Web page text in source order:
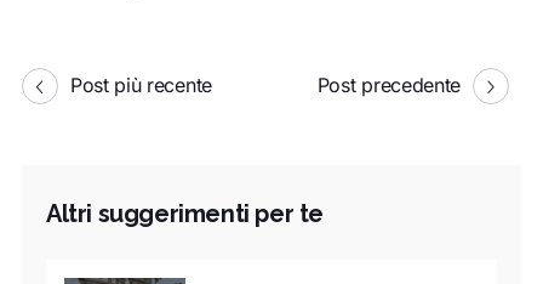
Post più recente Post precedente
Altri suggerimenti per te